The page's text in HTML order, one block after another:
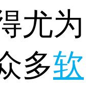
尤为
多软